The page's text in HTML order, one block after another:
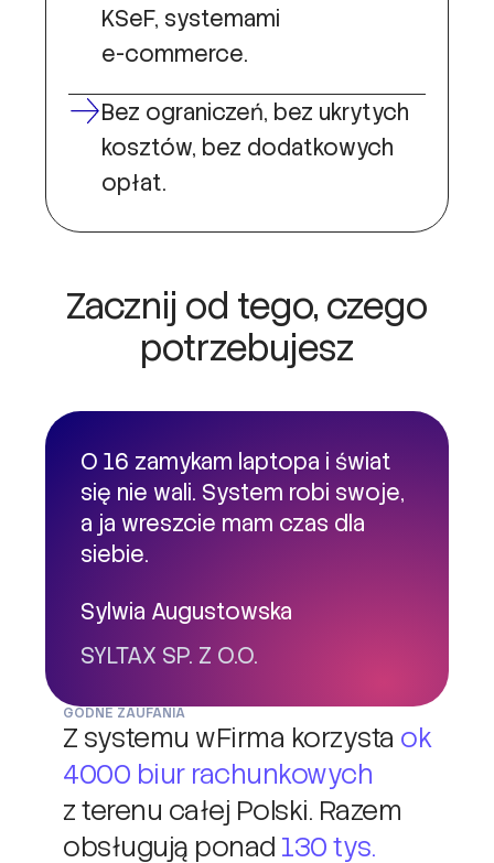
KSeF, systemami
e-commerce.
Bez ograniczeń, bez ukrytych
kosztów, bez dodatkowych
opłat.
Zacznij od tego, czego
potrzebujesz
O 16 zamykam laptopa i świat
się nie wali. System robi swoje,
a ja wreszcie mam czas dla
siebie.
Sylwia Augustowska
SYLTAX SP. Z O.O.
GODNE ZAUFANIA
Z systemu wFirma korzysta ok
4000 biur rachunkowych
z terenu całej Polski. Razem
obsługują ponad 130 tys.